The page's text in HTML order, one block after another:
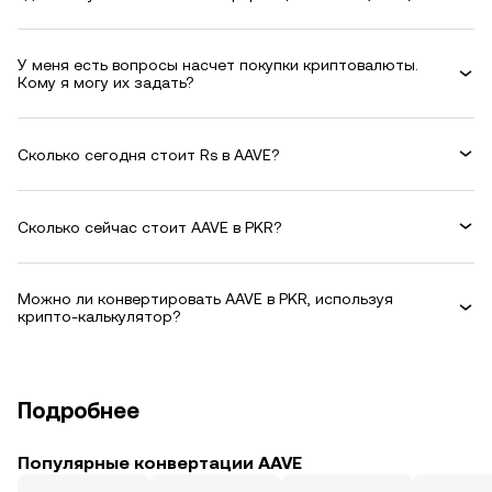
У меня есть вопросы насчет покупки криптовалюты.
Кому я могу их задать?
Сколько сегодня стоит Rs в AAVE?
Сколько сейчас стоит AAVE в PKR?
Можно ли конвертировать AAVE в PKR, используя
крипто-калькулятор?
Подробнее
Популярные конвертации AAVE